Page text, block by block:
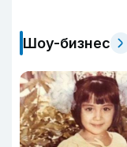
Шоу-бизнес